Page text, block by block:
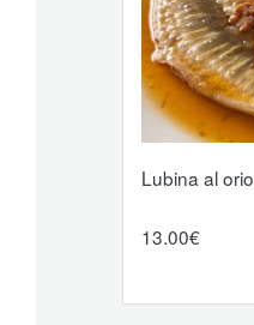
Lubina al orio
13.00€